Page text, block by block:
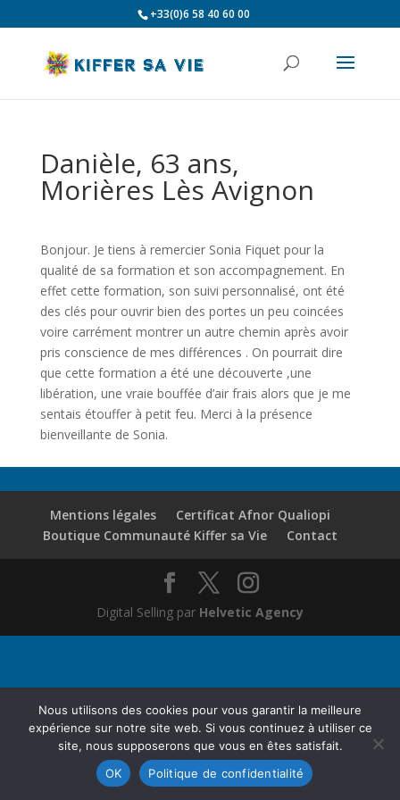
+33(0)6 58 40 60 00
Danièle, 63 ans,
Morières Lès Avignon
Bonjour. Je tiens à remercier Sonia Fiquet pour la
qualité de sa formation et son accompagnement. En
effet cette formation, son suivi personnalisé, ont été
des clés pour ouvrir bien des portes un peu coincées
voire carrément montrer un autre chemin après avoir
pris conscience de mes différences . On pourrait dire
que cette formation a été une découverte ,une
libération, une vraie bouffée d’air frais alors que je me
sentais étouffer à petit feu. Merci à la présence
bienveillante de Sonia.
Mentions légales
Certificat Afnor Qualiopi
Boutique Communauté Kiffer sa Vie
Contact
Digital Selling par Helvetic Agency
Nous utilisons des cookies pour vous garantir la meilleure
expérience sur notre site web. Si vous continuez à utiliser ce
site, nous supposerons que vous en êtes satisfait.
OK
Politique de confidentialité